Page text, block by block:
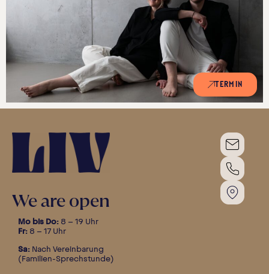
TERMIN
We are open
Mo bis Do: 8 – 19 Uhr
Fr: 8 – 17 Uhr
Sa: Nach Vereinbarung
(Familien-Sprechstunde)